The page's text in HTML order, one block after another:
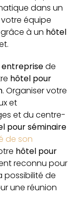
dans un
équipe
grâce à un hôtel
entreprisede
hôtel pour
. Organiser votre
et
et du centre-
pour séminaire
de son
hôtel pour
reconnu pour
possibilité de
une réunion